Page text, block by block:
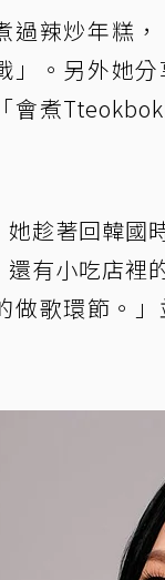
過辣炒年糕
」。另外她
會煮
趁著回韓國
有小吃店裡
做歌環節。